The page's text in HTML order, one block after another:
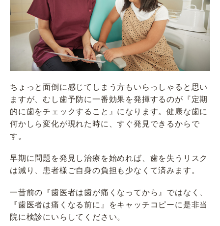
ちょっと面倒に感じてしまう方もいらっしゃると思い
ますが、むし歯予防に一番効果を発揮するのが『定期
的に歯をチェックすること』になります。健康な歯に
何かしら変化が現れた時に、すぐ発見できるからで
す。
早期に問題を発見し治療を始めれば、歯を失うリスク
は減り、患者様ご自身の負担も少なくて済みます。
一昔前の『歯医者は歯が痛くなってから』ではなく、
『歯医者は痛くなる前に』をキャッチコピーに是非当
院に検診にいらしてください。